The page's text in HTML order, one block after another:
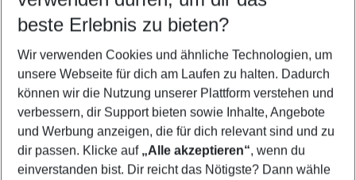
5-8 Nächte
2 Erwachsene Keine Kinder
Mehr Filter anzeigen
beste Erlebnis zu bieten?
Wir verwenden Cookies und ähnliche Technologien, um
unsere Webseite für dich am Laufen zu halten. Dadurch
können wir die Nutzung unserer Plattform verstehen und
verbessern, dir Support bieten sowie Inhalte, Angebote
und Werbung anzeigen, die für dich relevant sind und zu
dir passen. Klicke auf „Alle akzeptieren“, wenn du
einverstanden bist. Dir reicht das Nötigste? Dann wähle